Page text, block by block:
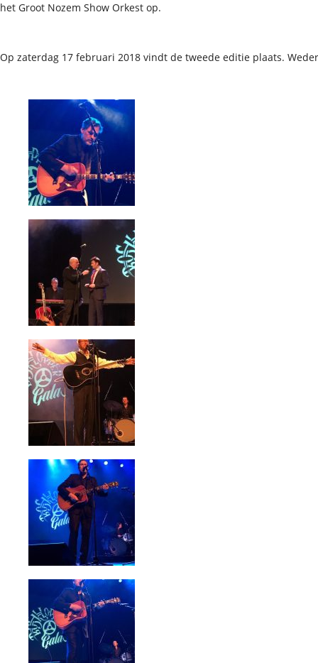
het Groot Nozem Show Orkest op.
Op zaterdag 17 februari 2018 vindt de tweede editie plaats.